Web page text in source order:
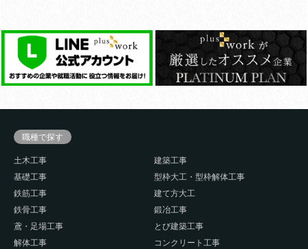
職種で探す
土木工事
建築工事
基礎工事
型枠大工・型枠解体工事
鉄筋工事
建て方大工
鉄骨工事
鍛冶工事
鳶・足場工事
とび建築工事
解体工事
コンクリート工事